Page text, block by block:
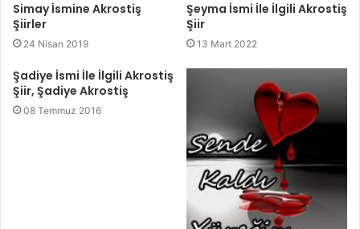
Simay İsmine Akrostiş
Şiirler
24 Nisan 2019
Şeyma İsmi İle İlgili Akrostiş
Şiir
13 Mart 2022
Şadiye İsmi İle İlgili Akrostiş
Şiir, Şadiye Akrostiş
08 Temmuz 2016